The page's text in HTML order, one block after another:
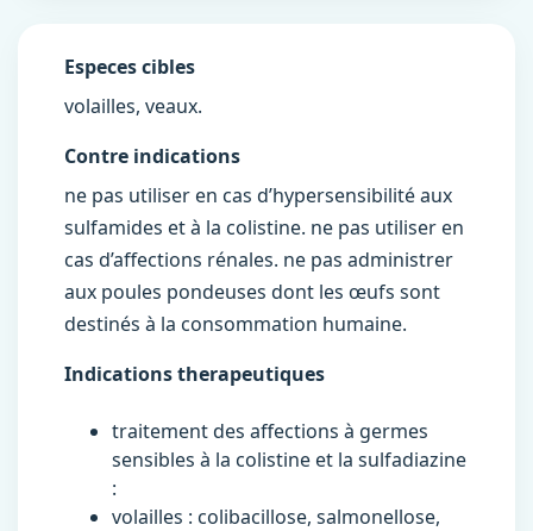
Especes cibles
volailles, veaux.
Contre indications
ne pas utiliser en cas d’hypersensibilité aux
sulfamides et à la colistine. ne pas utiliser en
cas d’affections rénales. ne pas administrer
aux poules pondeuses dont les œufs sont
destinés à la consommation humaine.
Indications therapeutiques
traitement des affections à germes
sensibles à la colistine et la sulfadiazine
:
volailles : colibacillose, salmonellose,